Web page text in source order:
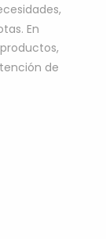
En
de